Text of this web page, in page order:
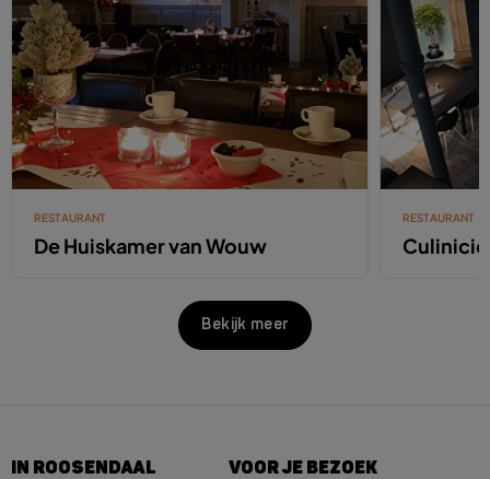
RESTAURANT
De Huiskamer van Wouw
RESTAURANT
Bekijk meer
IN ROOSENDAAL VOOR JE BEZOEK